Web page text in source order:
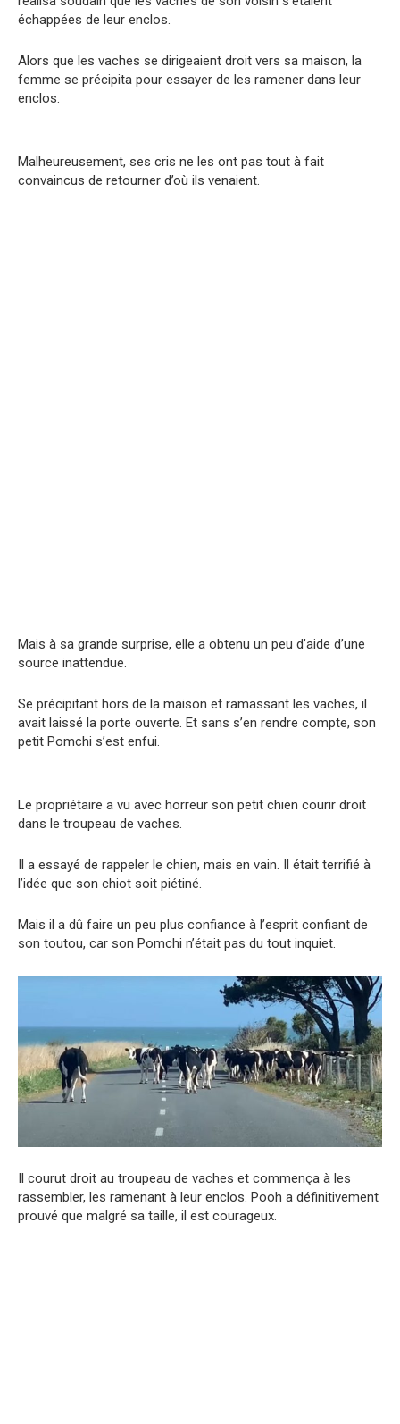
échappées de leur enclos.
Alors que les vaches se dirigeaient droit vers sa maison, la
femme se précipita pour essayer de les ramener dans leur
enclos.
Malheureusement, ses cris ne les ont pas tout à fait
convaincus de retourner d’où ils venaient.
Mais à sa grande surprise, elle a obtenu un peu d’aide d’une
source inattendue.
Se précipitant hors de la maison et ramassant les vaches, il
avait laissé la porte ouverte. Et sans s’en rendre compte, son
petit Pomchi s’est enfui.
Le propriétaire a vu avec horreur son petit chien courir droit
dans le troupeau de vaches.
Il a essayé de rappeler le chien, mais en vain. Il était terrifié à
l’idée que son chiot soit piétiné.
Mais il a dû faire un peu plus confiance à l’esprit confiant de
son toutou, car son Pomchi n’était pas du tout inquiet.
Il courut droit au troupeau de vaches et commença à les
rassembler, les ramenant à leur enclos. Pooh a définitivement
prouvé que malgré sa taille, il est courageux.